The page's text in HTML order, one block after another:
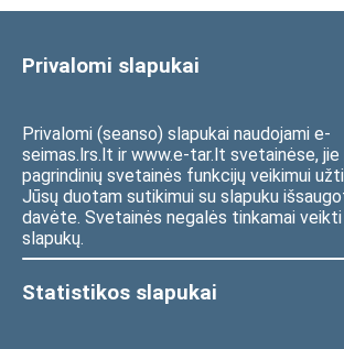
Privalomi slapukai
Privalomi (seanso) slapukai naudojami e-
seimas.lrs.lt ir www.e-tar.lt svetainėse, jie
pagrindinių svetainės funkcijų veikimui
Jūsų duotam sutikimui su slapuku
davėte. Svetainės negalės tinkamai veikti
slapukų.
Statistikos slapukai
Seimo